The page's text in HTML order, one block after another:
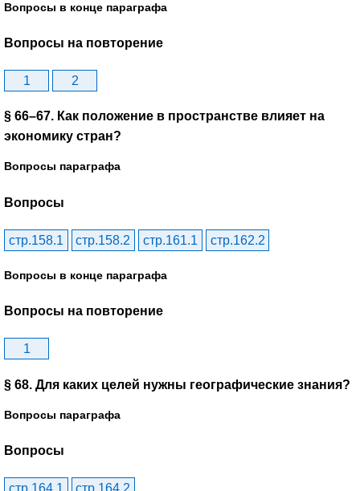
Вопросы в конце параграфа
Вопросы на повторение
1 2
§ 66–67. Как положение в пространстве влияет на
экономику стран?
Вопросы параграфа
Вопросы
стр.158.1 стр.158.2 стр.161.1 стр.162.2
Вопросы в конце параграфа
Вопросы на повторение
1
§ 68. Для каких целей нужны географические знания?
Вопросы параграфа
Вопросы